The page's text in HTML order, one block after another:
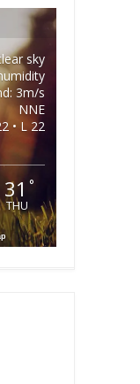
sky
3m/s
NNE
• L 22
31 °
THU